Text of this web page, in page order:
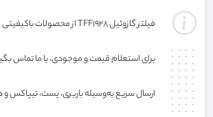
فیلتر گازوئیل TFF1928 از محصولات باکیفیتی است که با گارانتی ارائه می‌شود. خرید این فیلتر به صورت عمده یا کارتنی شامل تخفیف ویژه فروشگاه می‌باشد.
برای استعلام قیمت و موجودی، با ما تماس
ارسال سریع به‌وسیله باربری، پست،